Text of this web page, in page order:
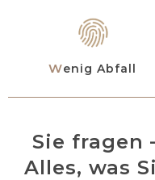
Wenig Abfall
Sie fragen
Alles, was